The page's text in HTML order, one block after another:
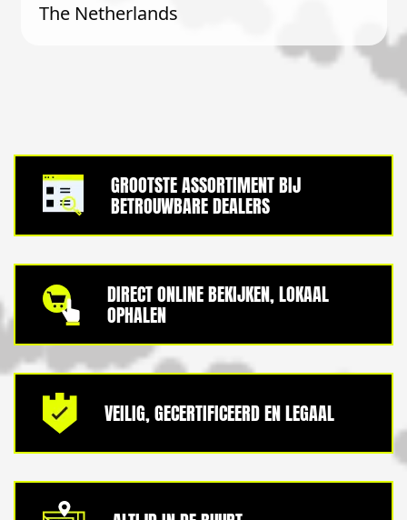
The Netherlands
GROOTSTE ASSORTIMENT BIJ
BETROUWBARE DEALERS
DIRECT ONLINE BEKIJKEN, LOKAAL
OPHALEN
VEILIG, GECERTIFICEERD EN LEGAAL